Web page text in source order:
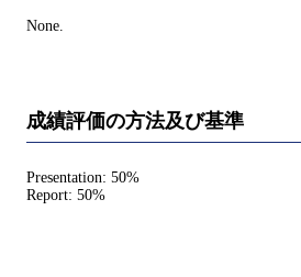
None.
成績評価の方法及び基準
Presentation: 50%
Report: 50%